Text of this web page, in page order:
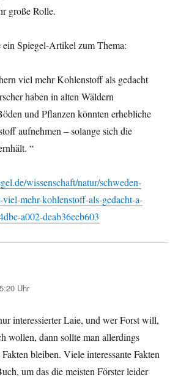
große Rolle.
Spiegel-Artikel zum Thema:
viel mehr Kohlenstoff als gedacht
haben in alten Wäldern
und Pflanzen könnten erhebliche
aufnehmen – solange sich die
“
wissenschaft/natur/schweden-
mehr-kohlenstoff-als-gedacht-a-
a002-deab36eeb603
Uhr
interessierter Laie, und wer Forst will,
wollen, dann sollte man allerdings
bleiben. Viele interessante Fakten
um das die meisten Förster leider